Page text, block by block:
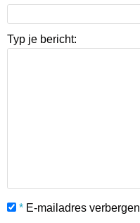
Typ je bericht:
* E-mailadres verbergen